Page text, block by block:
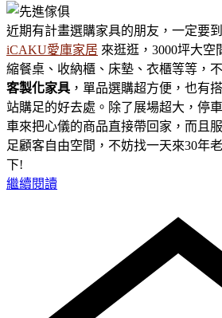
近期有計畫選購家具的朋友，一定要
iCAKU愛庫家居 來逛逛，3000坪大空
縮餐桌、收納櫃、床墊、衣櫃等等，
客製化家具 ，單品選購超方便，也有
站購足的好去處。除了展場超大，停
車來把心儀的商品直接帶回家，而且
足顧客自由空間，不妨找一天來30年
下!
繼續閱讀